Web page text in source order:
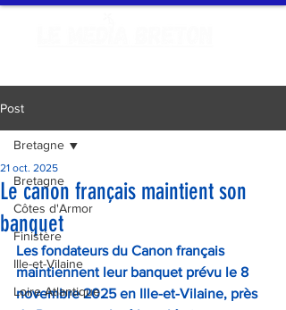
Post
Bretagne
Côtes d'Armor
Finistère
Ille-et-Vilaine
Loire Atlantique
Bretagne
Le canon français maintient son
banquet
21 oct. 2025
Les fondateurs du Canon français
maintiennent leur banquet prévu le 8
novembre 2025 en Ille-et-Vilaine, près